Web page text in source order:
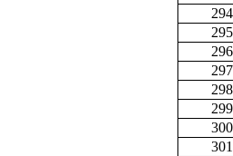
294
295
296
297
298
299
300
301